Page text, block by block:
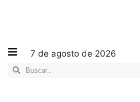
7 de agosto de 2026